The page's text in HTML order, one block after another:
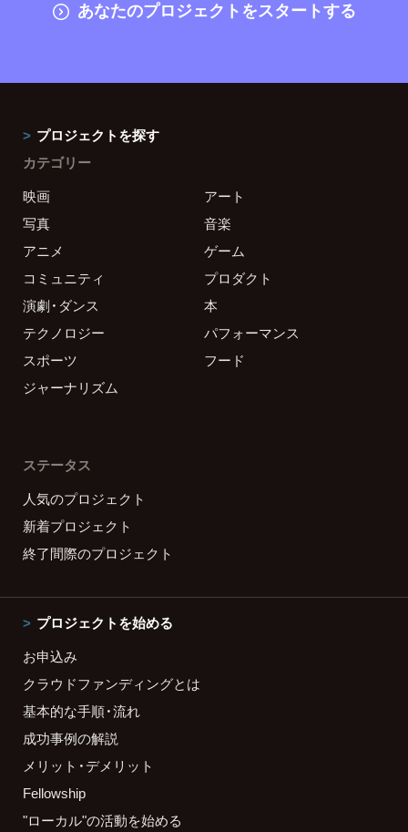
あなたのプロジェクトをスタートする
プロジェクトを探す
カテゴリー
映画
アート
写真
音楽
アニメ
ゲーム
コミュニティ
プロダクト
演劇・ダンス
本
テクノロジー
パフォーマンス
スポーツ
フード
ジャーナリズム
ステータス
人気のプロジェクト
新着プロジェクト
終了間際のプロジェクト
プロジェクトを始める
お申込み
クラウドファンディングとは
基本的な手順・流れ
成功事例の解説
メリット・デメリット
Fellowship
"ローカル"の活動を始める